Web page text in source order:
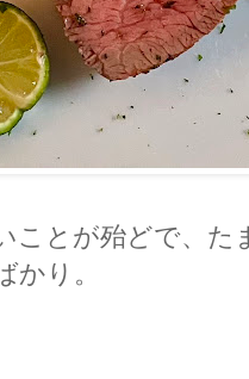
ことが殆どで、た
かり。